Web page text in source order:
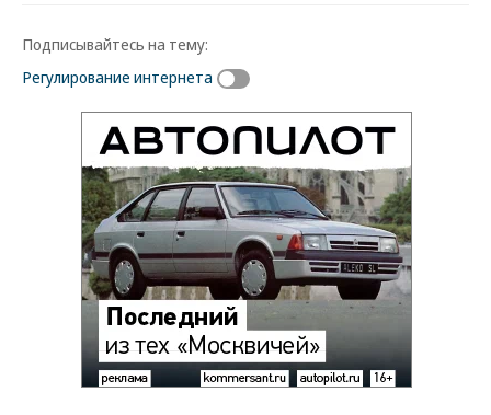
Подписывайтесь на тему:
Регулирование интернета